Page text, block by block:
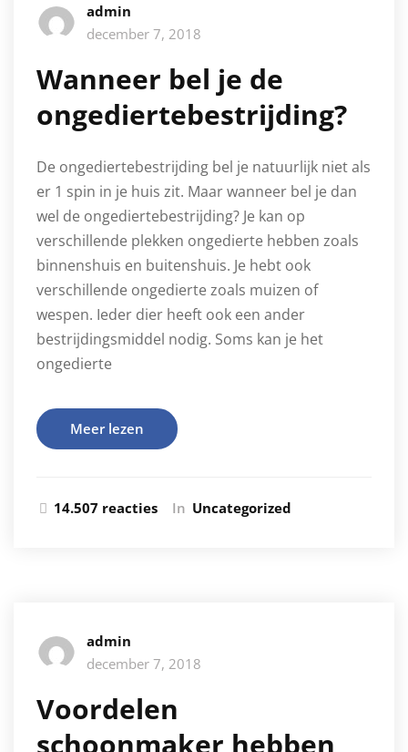
admin
december 7, 2018
Wanneer bel je de
ongediertebestrijding?
De ongediertebestrijding bel je natuurlijk niet als
er 1 spin in je huis zit. Maar wanneer bel je dan
wel de ongediertebestrijding? Je kan op
verschillende plekken ongedierte hebben zoals
binnenshuis en buitenshuis. Je hebt ook
verschillende ongedierte zoals muizen of
wespen. Ieder dier heeft ook een ander
bestrijdingsmiddel nodig. Soms kan je het
ongedierte
Meer lezen
14.507 reacties In Uncategorized
admin
december 7, 2018
Voordelen
schoonmaker hebben